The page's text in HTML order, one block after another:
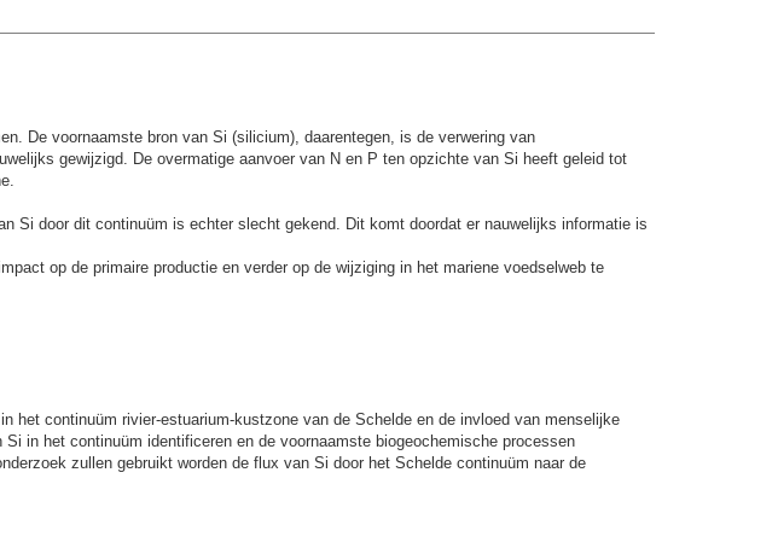
De voornaamste bron van Si (silicium), daarentegen, is de verwering van
gewijzigd. De overmatige aanvoer van N en P ten opzichte van Si heeft geleid tot
Si door dit continuüm is echter slecht gekend. Dit komt doordat er nauwelijks informatie is
op de primaire productie en verder op de wijziging in het mariene voedselweb te
het continuüm rivier-estuarium-kustzone van de Schelde en de invloed van menselijke
in het continuüm identificeren en de voornaamste biogeochemische processen
zullen gebruikt worden de flux van Si door het Schelde continuüm naar de